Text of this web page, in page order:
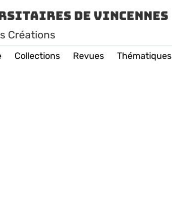
de Vincennes
Créations
Collections Revues Thématiques